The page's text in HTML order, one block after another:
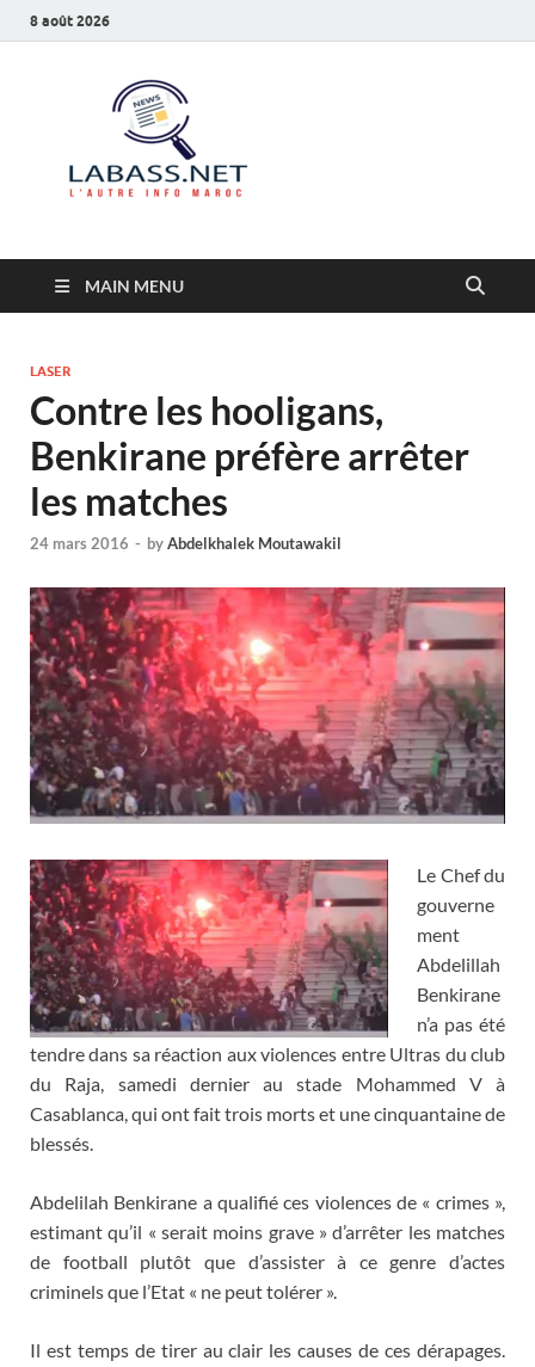
8 août 2026
MAIN MENU
LASER
Contre les hooligans,
Benkirane préfère arrêter
les matches
24 mars 2016 - byAbdelkhalek Moutawakil
Le Chef du
gouverne
ment
Abdelillah
Benkirane
n’a pas été
tendre dans sa réaction aux violences entre Ultras du club
du Raja, samedi dernier au stade Mohammed V à
Casablanca, qui ont fait trois morts et une cinquantaine de
blessés.
Abdelilah Benkirane a qualifié ces violences de « crimes »,
estimant qu’il « serait moins grave » d’arrêter les matches
de football plutôt que d’assister à ce genre d’actes
criminels que l’Etat « ne peut tolérer ».
Il est temps de tirer au clair les causes de ces dérapages.